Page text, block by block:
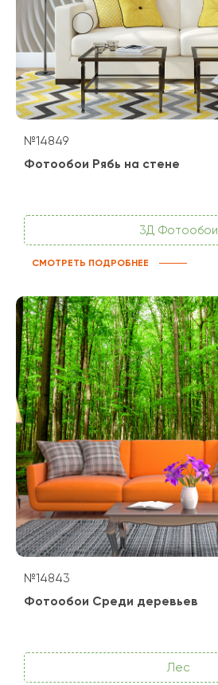
№14849
Фотообои Рябь на стене
3Д Фотообои
СМОТРЕТЬ ПОДРОБНЕЕ
№14843
Фотообои Среди деревьев
Лес